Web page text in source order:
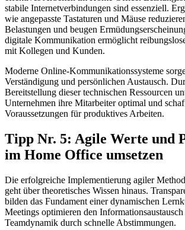
stabile Internetverbindungen sind essenziell.
wie angepasste Tastaturen und Mäuse
Belastungen und beugen
digitale Kommunikation ermöglicht
mit Kollegen und Kunden.
Moderne Online-Kommunikationssysteme
Verständigung und persönlichen Austausch.
Bereitstellung dieser technischen Ressourcen
Unternehmen ihre Mitarbeiter optimal und
Voraussetzungen für produktives Arbeiten.
Tipp Nr. 5: Agile Werte und
im Home Office umsetzen
Die erfolgreiche Implementierung agiler
geht über theoretisches Wissen hinaus.
bilden das Fundament einer dynamischen
Meetings optimieren den
Teamdynamik durch schnelle Abstimmungen.